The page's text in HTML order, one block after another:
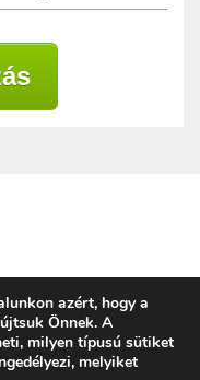
azért, hogy a
Önnek. A
milyen típusú sütiket
melyiket